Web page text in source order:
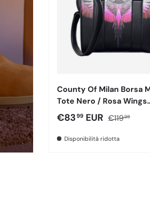
County Of Milan Borsa
Tote Nero / Rosa Wings
260451
Prezzo di vendita
€8399 EUR Prezzo
€11999
Disponibilità ridotta